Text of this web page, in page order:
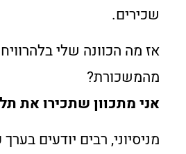
שכירים.
אז מה הכוונה שלי
מהמשכורת?
אני מתכוון שתכירו את
מניסיוני, רבים יודעים